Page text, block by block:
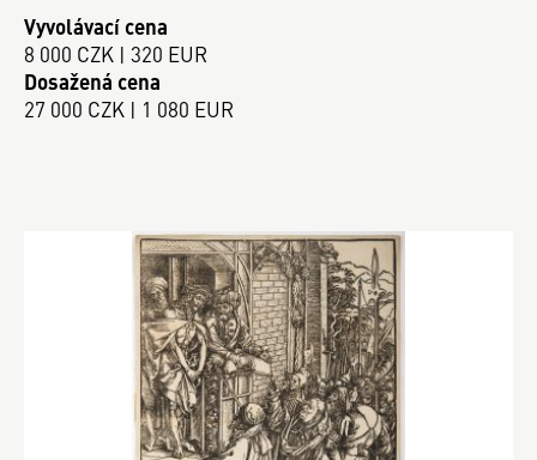
Vyvolávací cena
8 000 CZK | 320 EUR
Dosažená cena
27 000 CZK | 1 080 EUR